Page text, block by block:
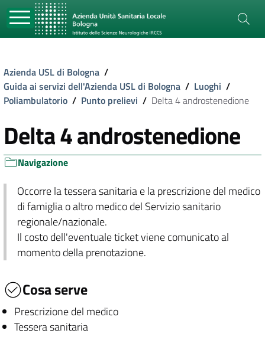
Azienda USL di Bologna /
Guida ai servizi dell'Azienda USL di Bologna / Luoghi /
Poliambulatorio / Punto prelievi / Delta 4 androstenedione
Delta 4 androstenedione
Navigazione
Occorre la tessera sanitaria e la prescrizione del medico
di famiglia o altro medico del Servizio sanitario
regionale/nazionale.
Il costo dell'eventuale ticket viene comunicato al
momento della prenotazione.
Cosa serve
Prescrizione del medico
Tessera sanitaria